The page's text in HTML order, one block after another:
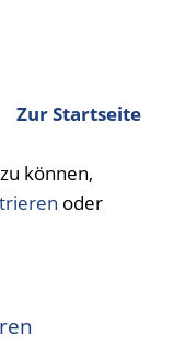
Zur Startseite
können,
oder